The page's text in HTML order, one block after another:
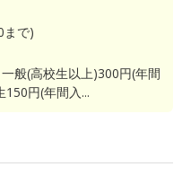
まで)
般(高校生以上)300円(年間
円(年間入...